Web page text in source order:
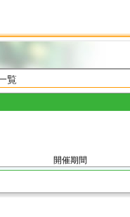
覧
開催期間